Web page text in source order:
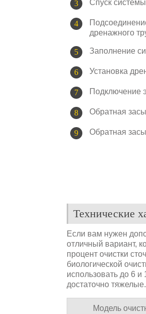
Спуск
дренажного
Заполнение
Установка
Подключение
Обратная
Обратная
Технические
Если вам нужен
отличный вариант,
процент очистки
биологической
использовать до 6
достаточно тяжелые.
Модель